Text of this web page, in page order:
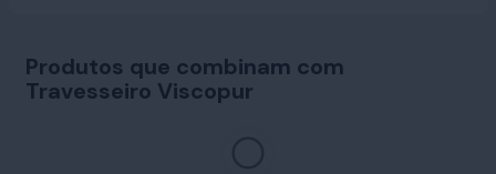
Produtos que combinam com
Travesseiro Viscopur